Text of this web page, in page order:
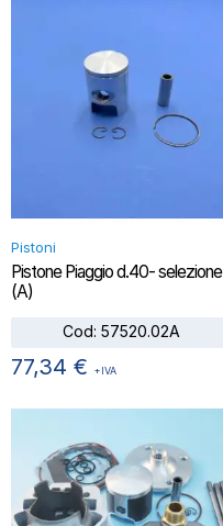
Pistoni
Pistone Piaggio d.40- selezione
(A)
Cod: 57520.02A
77,34 € +IVA